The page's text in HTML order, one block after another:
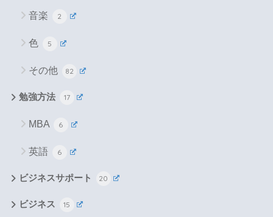
音楽 2
色 5
その他 82
勉強方法 17
MBA 6
英語 6
ビジネスサポート 20
ビジネス 15